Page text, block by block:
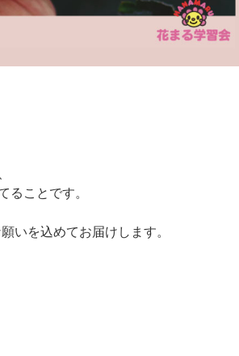
ことです。
いを込めてお届けします。